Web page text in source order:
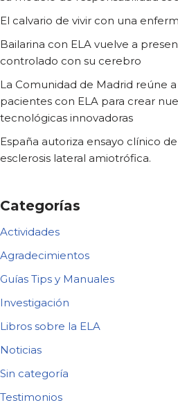
El calvario de vivir con una
Bailarina con ELA vuelve a
controlado con su cerebro
La Comunidad de Madrid reúne
pacientes con ELA para crear
tecnológicas innovadoras
España autoriza ensayo clínico
esclerosis lateral amiotrófica.
Categorías
Actividades
Agradecimientos
Guías Tips y Manuales
Investigación
Libros sobre la ELA
Noticias
Sin categoría
Testimonios